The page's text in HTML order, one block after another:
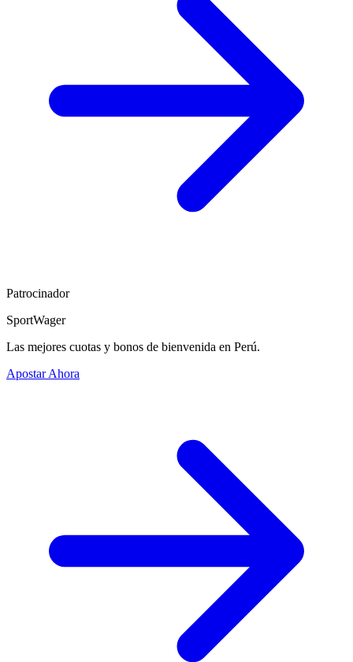
Patrocinador
SportWager
Las mejores cuotas y bonos de bienvenida en Perú.
Apostar Ahora